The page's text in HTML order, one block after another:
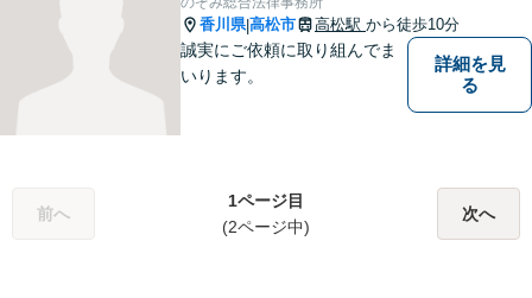
香川県|高松市 高松駅 から徒歩10分
誠実にご依頼に取り組んでま
いります。
詳細を見
る
前へ
1ページ目
(2ページ中)
次へ